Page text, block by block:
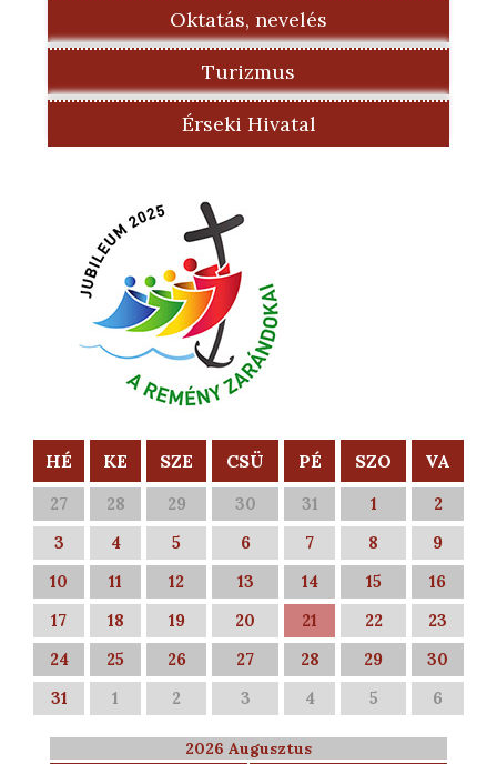
Oktatás, nevelés
Turizmus
Érseki Hivatal
HÉ KE SZE CSÜ PÉ SZO VA
27 28 29 30 31 1
2
3
4 5 6 7 8
9
10
11 12 13 14 15
16
17
18 19 20 21 22
23
24
25 26 27 28 29
30
31
1 2 3 4 5 6
2026 Augusztus